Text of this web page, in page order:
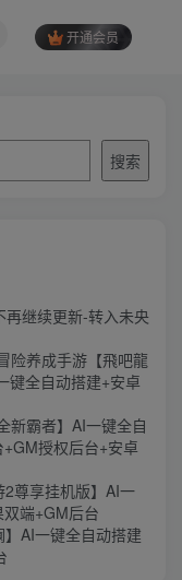
开通会员
搜索
再继续更新-转入未央
险养成手游【飛吧龍
键全自动搭建+安卓
新霸者】AI一键全自
+GM授权后台+安卓
尊享挂机版】AI一
双端+GM后台
】AI一键全自动搭建